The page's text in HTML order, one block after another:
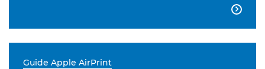

Guide Apple AirPrint